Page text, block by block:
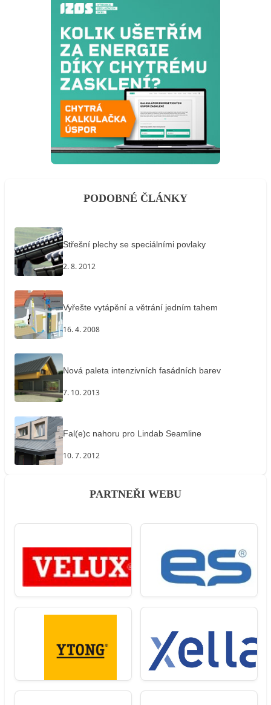
PODOBNÉ ČLÁNKY
Střešní plechy se speciálními povlaky
2. 8. 2012
Vyřešte vytápění a větrání jedním tahem
16. 4. 2008
Nová paleta intenzivních fasádních barev
7. 10. 2013
Fal(e)c nahoru pro Lindab Seamline
10. 7. 2012
PARTNEŘI WEBU